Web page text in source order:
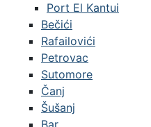
Bečići
Rafailovići
Petrovac
Sutomore
Čanj
Šušanj
Bar
Port El Kantui